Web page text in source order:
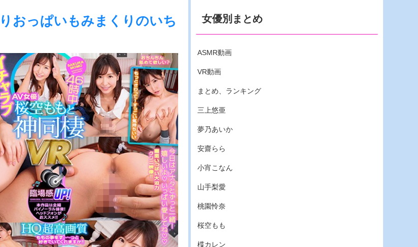
おっぱいもみまくりのいち
女優別まとめ
ASMR動画
VR動画
まとめ、ランキング
三上悠亜
夢乃あいか
安齋らら
小宵こなん
山手梨愛
桃園怜奈
桜空もも
楪カレン